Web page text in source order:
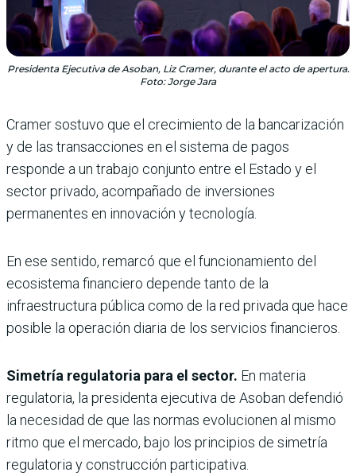
Presidenta Ejecutiva de Asoban, Liz Cramer, durante el acto de apertura.
Foto: Jorge Jara
Cramer sostuvo que el crecimiento de la bancarización
y de las transacciones en el sistema de pagos
responde a un trabajo conjunto entre el Estado y el
sector privado, acompañado de inversiones
permanentes en innovación y tecnología.
En ese sentido, remarcó que el funcionamiento del
ecosistema financiero depende tanto de la
infraestructura pública como de la red privada que hace
posible la operación diaria de los servicios financieros.
Simetría regulatoria para el sector. En materia
regulatoria, la presidenta ejecutiva de Asoban defendió
la necesidad de que las normas evolucionen al mismo
ritmo que el mercado, bajo los principios de simetría
regulatoria y construcción participativa.